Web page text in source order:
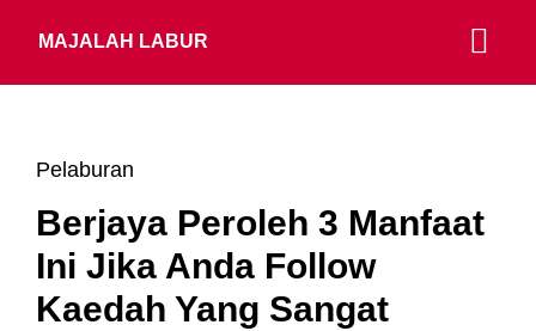
MAJALAH LABUR
Pelaburan
Berjaya Peroleh 3 Manfaat
Ini Jika Anda Follow
Kaedah Yang Sangat